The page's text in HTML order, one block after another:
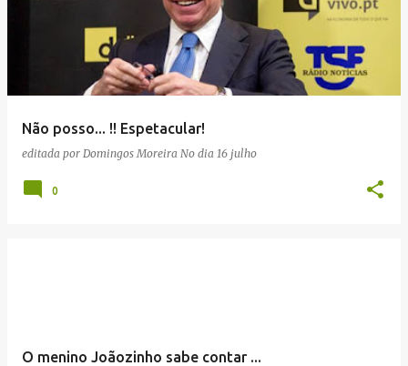
Não posso... !! Espetacular!
editada por Domingos Moreira No dia 16 julho
0
O menino Joãozinho sabe contar ...